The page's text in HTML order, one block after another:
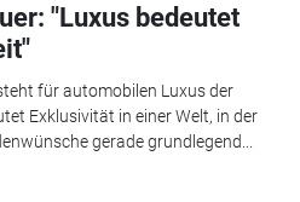
"Luxus bedeutet
für automobilen Luxus der
Exklusivität in einer Welt, in der
gerade grundlegend...